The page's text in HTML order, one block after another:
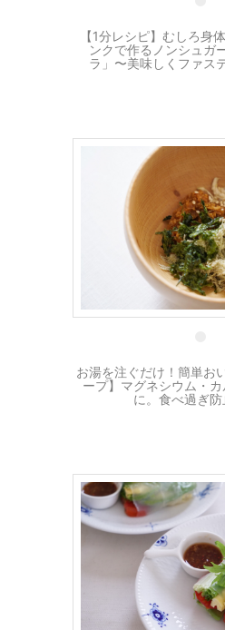
【1分レシピ】むしろ身
ンクで作るノンシュガ
ラ」〜美味しくファス
10
お湯を注ぐだけ！簡単お
ープ】マグネシウム・
に。食べ過ぎ防